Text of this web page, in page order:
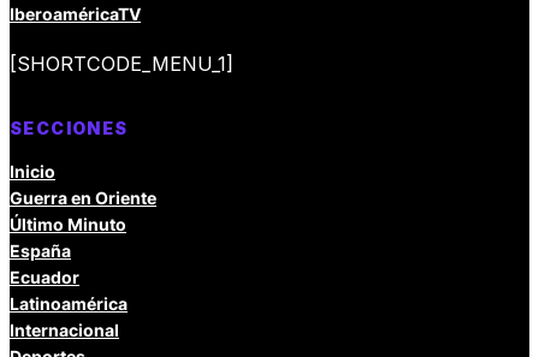
IberoaméricaTV
[SHORTCODE_MENU_1]
SECCIONES
Inicio
Guerra en Oriente
Último Minuto
España
Ecuador
Latinoamérica
Internacional